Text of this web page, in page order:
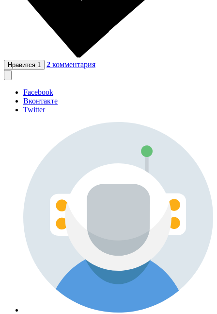
Нравится 1 2 комментария
Facebook
Вконтакте
Twitter